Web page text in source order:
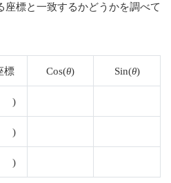
座標と一致するかどうかを調べて
標 Cos(θ) Sin(θ)
)
)
)